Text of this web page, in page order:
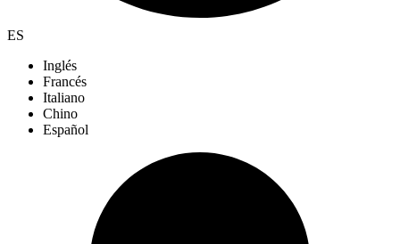
ES
Inglés
Francés
Italiano
Chino
Español